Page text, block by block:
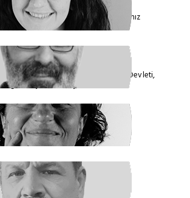
Paketinizle 6284’e Dokunamayacaksınız
VEYSEL AKTAŞ
Faşizmin Yeniden Biçimlenmesi. Kriz Devleti,
Hegemonya ve Türkiye
GÜLSÜM KAV
Şiddetin İlacı, Barışa Kavuşmaktır
RAŞİT ŞAHİN
Boş Koltukta Kim Oturuyordu?